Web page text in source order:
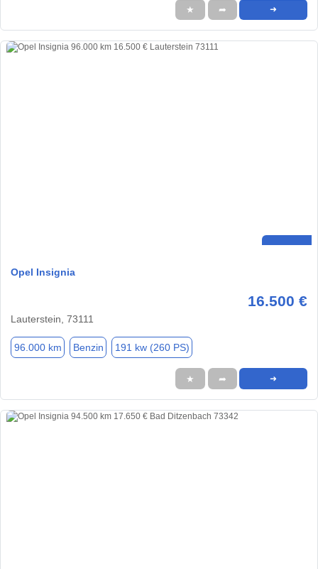
★ ➦ ➜
Opel Insignia
16.500 €
Lauterstein, 73111
96.000 km Benzin 191 kw (260 PS)
★ ➦ ➜